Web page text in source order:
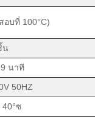
อบที่ 100°C)
น
นาที
50HZ
40°ซ